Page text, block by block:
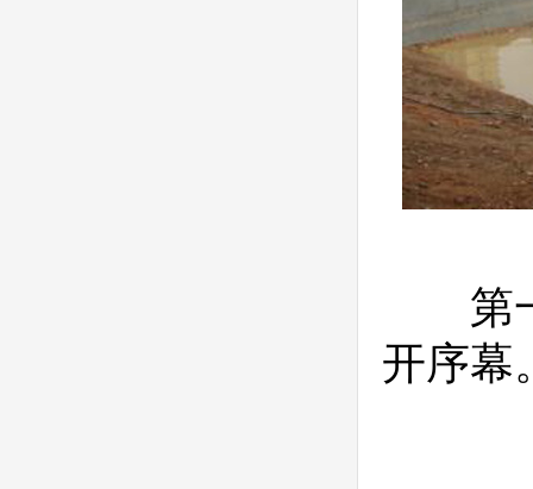
第一
开序幕